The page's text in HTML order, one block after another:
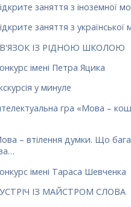
заняття з іноземної
заняття з української
ІЗ РІДНОЮ ШКОЛОЮ
імені Петра Яцика
у минуле
гра «Мова –
– втілення думки. Що
імені Тараса Шевченка
ІЗ МАЙСТРОМ СЛОВА